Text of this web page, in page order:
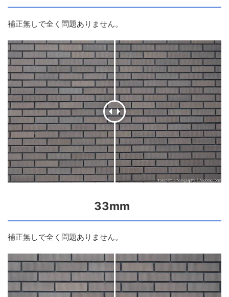
補正無しで全く問題ありません。
33mm
補正無しで全く問題ありません。